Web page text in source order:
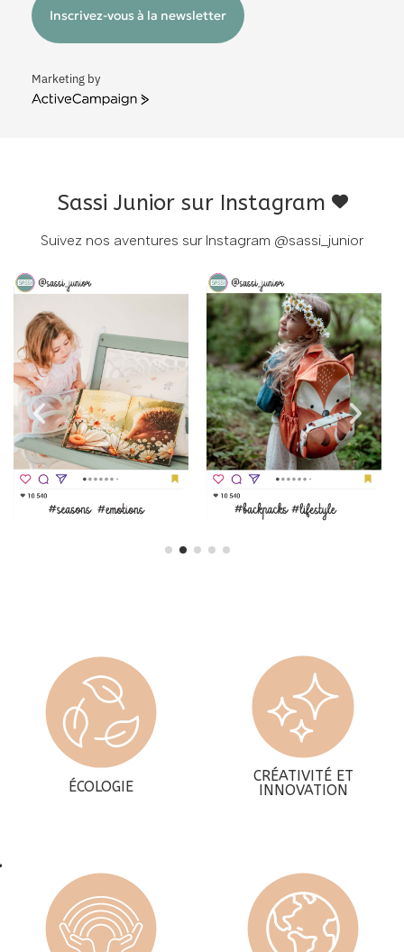
Inscrivez-vous à la newsletter
Marketing by
ActiveCampaign
Sassi Junior sur Instagram
Suivez nos aventures sur Instagram @sassi_junior
ÉCOLOGIE
CRÉATIVITÉ ET
INNOVATION